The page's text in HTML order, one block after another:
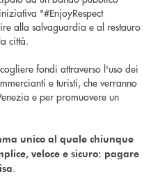
"#EnjoyRespect
alla salvaguardia e al restauro
città.
fondi attraverso l'uso dei
e turisti, che verranno
e per promuovere un
unico al quale chiunque
veloce e sicuro: pagare
.